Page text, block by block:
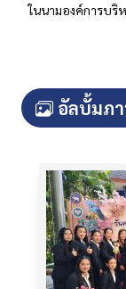
ในนามองค์การบริ
อัลบั้มภ